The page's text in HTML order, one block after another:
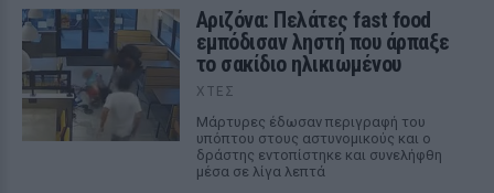
Αριζόνα: Πελάτες fast food
εμπόδισαν ληστή που άρπαξε
το σακίδιο ηλικιωμένου
ΧΤΕΣ
Μάρτυρες έδωσαν περιγραφή του
υπόπτου στους αστυνομικούς και ο
δράστης εντοπίστηκε και συνελήφθη
μέσα σε λίγα λεπτά